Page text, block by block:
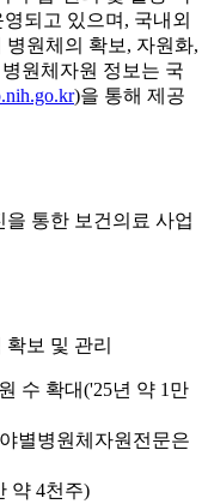
되고 있으며, 국내외
원체의 확보, 자원화,
원체자원 정보는 국
)을 통해 제공
통한 보건의료 사업
보 및 관리
수 확대('25년 약 1만
별병원체자원전문은
약 4천주)